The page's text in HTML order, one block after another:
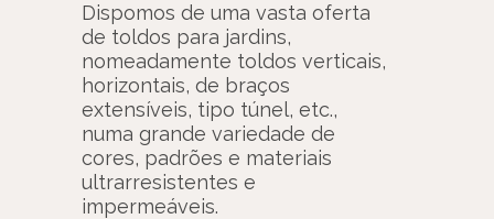
Dispomos de uma vasta oferta
de toldos para jardins,
nomeadamente toldos verticais,
horizontais, de braços
extensíveis, tipo túnel, etc.,
numa grande variedade de
cores, padrões e materiais
ultrarresistentes e
impermeáveis.